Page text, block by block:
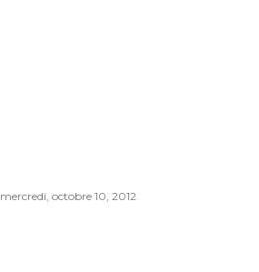
mercredi, octobre 10, 2012